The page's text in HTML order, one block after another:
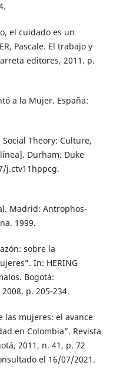
el cuidado es un
Pascale. El trabajo y
editores, 2011. p.
a la Mujer. España:
Theory: Culture,
Durham: Duke
j.ctv11hppcg.
Madrid: Antrophos-
1999.
sobre la
In: HERING
Bogotá:
p. 205-234.
las mujeres: el avance
en Colombia”. Revista
2011, n. 41, p. 72
el 16/07/2021.